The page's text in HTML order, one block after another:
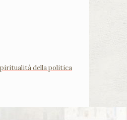
della politica